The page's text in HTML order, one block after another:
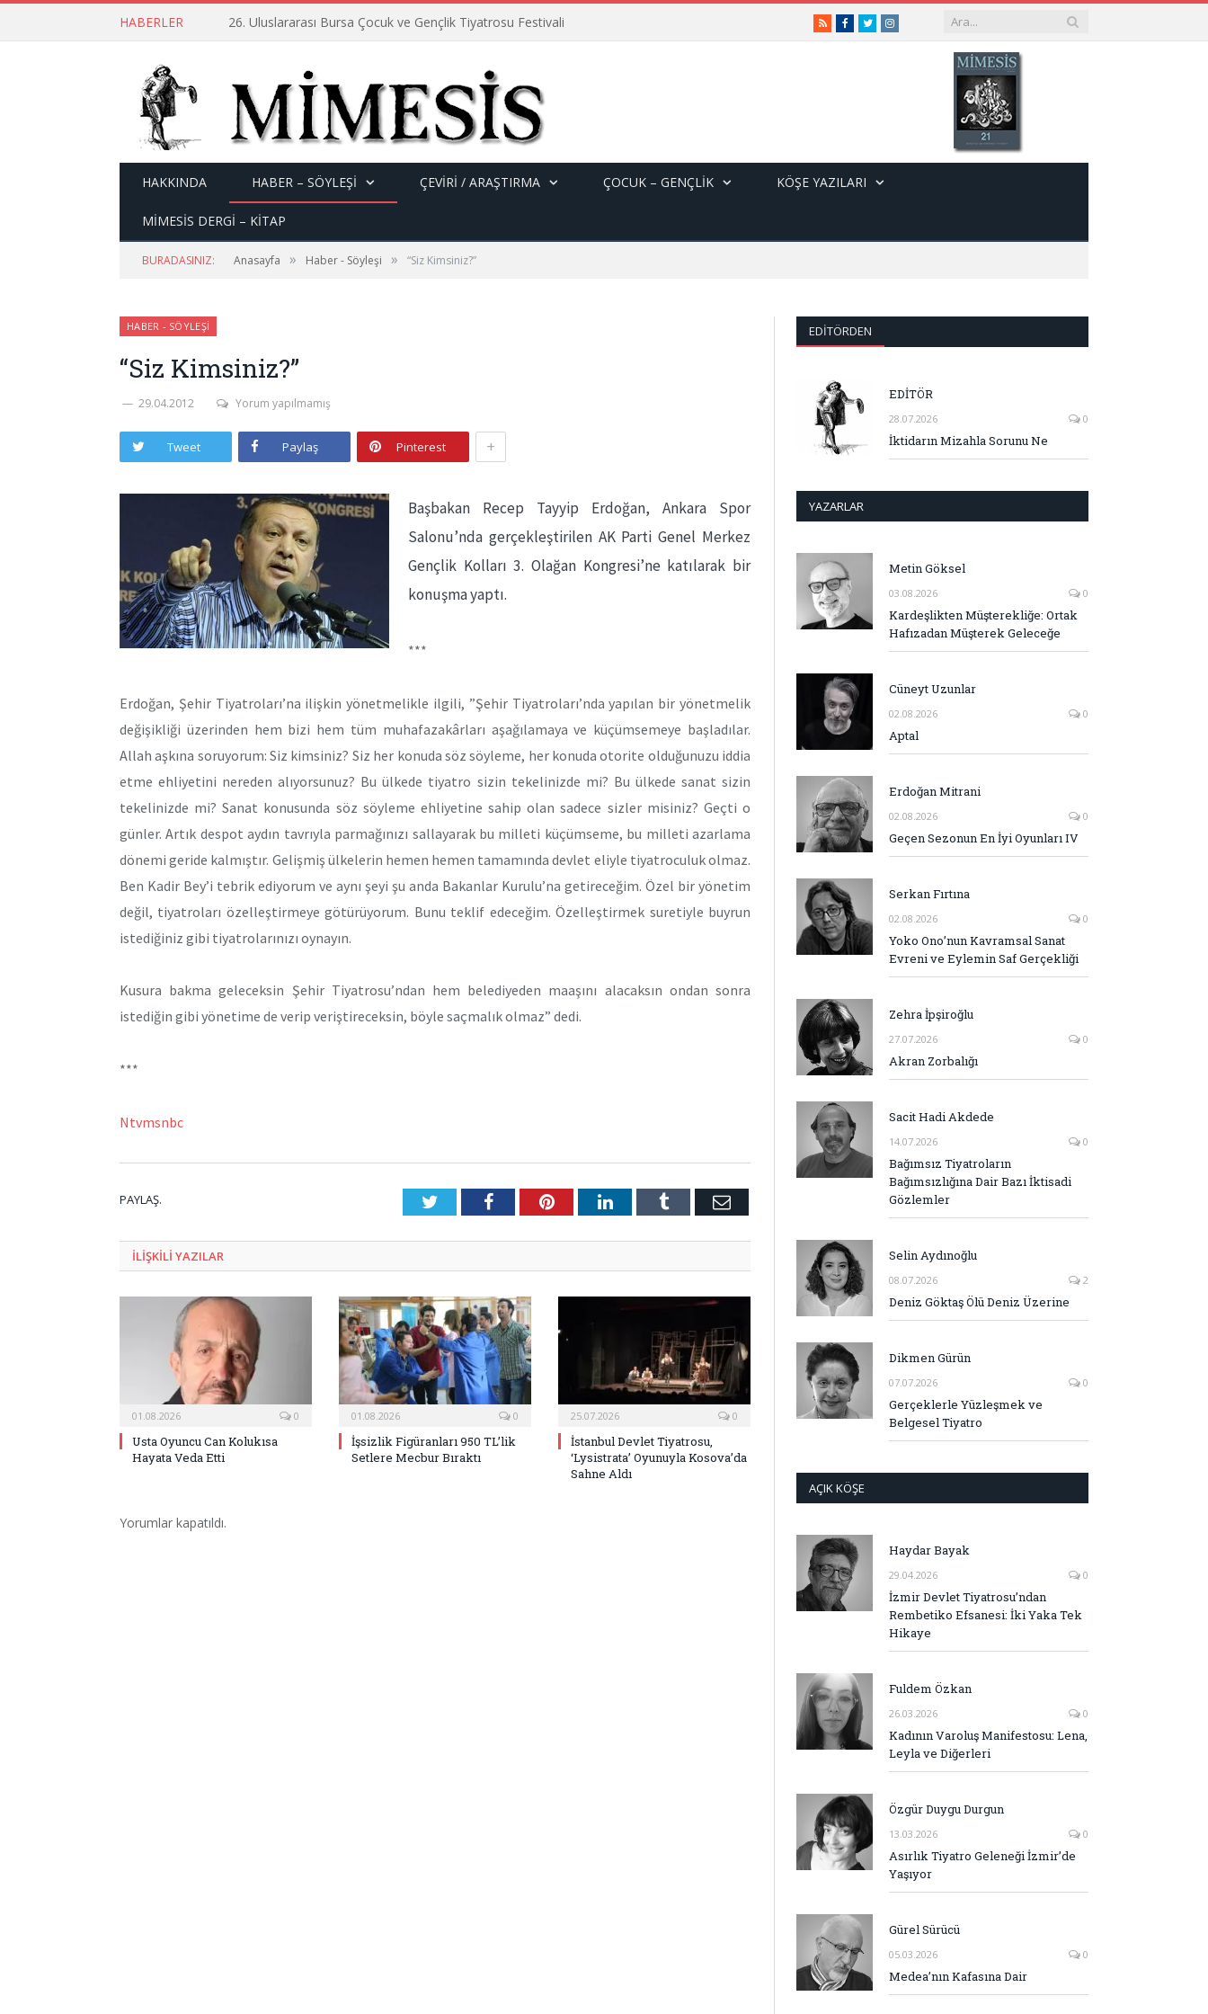
HABERLER 26. Uluslararası Bursa Çocuk ve Gençlik Tiyatrosu Festivali RSSFacebook
TwitterInstagram
HAKKINDA HABER – SÖYLEŞI ÇEVİRİ / ARAŞTIRMA ÇOCUK – GENÇLIK KÖŞE YAZILARI
MİMESİS DERGİ – KİTAP
BURADASINIZ: Anasayfa » Haber - Söyleşi » “Siz Kimsiniz?”
HABER - SÖYLEŞI
“Siz Kimsiniz?”
29.04.2012 Yorum yapılmamış
Tweet Paylaş Pinterest +
Başbakan Recep Tayyip Erdoğan, Ankara Spor
Salonu’nda gerçekleştirilen AK Parti Genel Merkez
Gençlik Kolları 3. Olağan Kongresi’ne katılarak bir
konuşma yaptı.
***
Erdoğan, Şehir Tiyatroları’na ilişkin yönetmelikle ilgili, ”Şehir Tiyatroları’nda yapılan bir yönetmelik
değişikliği üzerinden hem bizi hem tüm muhafazakârları aşağılamaya ve küçümsemeye başladılar.
Allah aşkına soruyorum: Siz kimsiniz? Siz her konuda söz söyleme, her konuda otorite olduğunuzu iddia
etme ehliyetini nereden alıyorsunuz? Bu ülkede tiyatro sizin tekelinizde mi? Bu ülkede sanat sizin
tekelinizde mi? Sanat konusunda söz söyleme ehliyetine sahip olan sadece sizler misiniz? Geçti o
günler. Artık despot aydın tavrıyla parmağınızı sallayarak bu milleti küçümseme, bu milleti azarlama
dönemi geride kalmıştır. Gelişmiş ülkelerin hemen hemen tamamında devlet eliyle tiyatroculuk olmaz.
Ben Kadir Bey’i tebrik ediyorum ve aynı şeyi şu anda Bakanlar Kurulu’na getireceğim. Özel bir yönetim
değil, tiyatroları özelleştirmeye götürüyorum. Bunu teklif edeceğim. Özelleştirmek suretiyle buyrun
istediğiniz gibi tiyatrolarınızı oynayın.
Kusura bakma geleceksin Şehir Tiyatrosu’ndan hem belediyeden maaşını alacaksın ondan sonra
istediğin gibi yönetime de verip veriştireceksin, böyle saçmalık olmaz” dedi.
***
Ntvmsnbc
PAYLAŞ. TwitterFacebookPinterestLinkedInTumblr E-
ILIŞKILI YAZILAR
01.08.2026 0
Usta Oyuncu Can Kolukısa
Hayata Veda Etti
01.08.2026 0
İşsizlik Figüranları 950 TL’lik
Setlere Mecbur Bıraktı
25.07.2026 0
İstanbul Devlet Tiyatrosu,
‘Lysistrata’ Oyunuyla Kosova’da
Sahne Aldı
Yorumlar kapatıldı.
EDITÖRDEN
EDİTÖR
28.07.2026 0
İktidarın Mizahla Sorunu Ne
YAZARLAR
Metin Göksel
03.08.2026 0
Kardeşlikten Müşterekliğe: Ortak
Hafızadan Müşterek Geleceğe
Cüneyt Uzunlar
02.08.2026 0
Aptal
Erdoğan Mitrani
02.08.2026 0
Geçen Sezonun En İyi Oyunları IV
Serkan Fırtına
02.08.2026 0
Yoko Ono’nun Kavramsal Sanat
Evreni ve Eylemin Saf Gerçekliği
Zehra İpşiroğlu
27.07.2026 0
Akran Zorbalığı
Sacit Hadi Akdede
14.07.2026 0
Bağımsız Tiyatroların
Bağımsızlığına Dair Bazı İktisadi
Gözlemler
Selin Aydınoğlu
08.07.2026 2
Deniz Göktaş Ölü Deniz Üzerine
Dikmen Gürün
07.07.2026 0
Gerçeklerle Yüzleşmek ve
Belgesel Tiyatro
AÇIK KÖŞE
Haydar Bayak
29.04.2026 0
İzmir Devlet Tiyatrosu’ndan
Rembetiko Efsanesi: İki Yaka Tek
Hikaye
Fuldem Özkan
26.03.2026 0
Kadının Varoluş Manifestosu: Lena,
Leyla ve Diğerleri
Özgür Duygu Durgun
13.03.2026 0
Asırlık Tiyatro Geleneği İzmir’de
Yaşıyor
Gürel Sürücü
05.03.2026 0
Medea’nın Kafasına Dair